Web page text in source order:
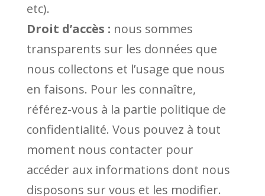
etc).
Droit d’accès : nous sommes
transparents sur les données que
nous collectons et l’usage que nous
en faisons. Pour les connaître,
référez-vous à la partie politique de
confidentialité. Vous pouvez à tout
moment nous contacter pour
accéder aux informations dont nous
disposons sur vous et les modifier.